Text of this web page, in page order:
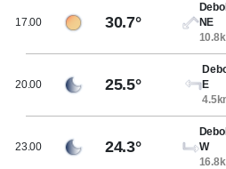
17.00 30.7°
NE
20.00 25.5°
E
23.00 24.3°
W